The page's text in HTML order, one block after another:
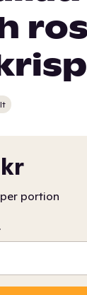
per portion